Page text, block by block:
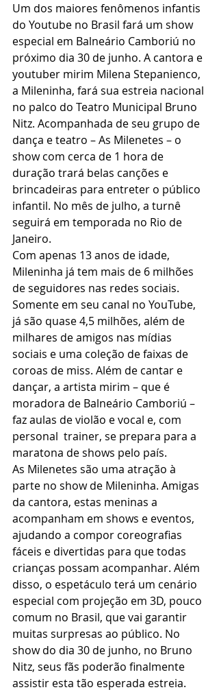
Um dos maiores fenômenos infantis
do Youtube no Brasil fará um show
especial em Balneário Camboriú no
próximo dia 30 de junho. A cantora e
youtuber mirim Milena Stepanienco,
a Mileninha, fará sua estreia nacional
no palco do Teatro Municipal Bruno
Nitz. Acompanhada de seu grupo de
dança e teatro – As Milenetes – o
show com cerca de 1 hora de
duração trará belas canções e
brincadeiras para entreter o público
infantil. No mês de julho, a turnê
seguirá em temporada no Rio de
Janeiro.
Com apenas 13 anos de idade,
Mileninha já tem mais de 6 milhões
de seguidores nas redes sociais.
Somente em seu canal no YouTube,
já são quase 4,5 milhões, além de
milhares de amigos nas mídias
sociais e uma coleção de faixas de
coroas de miss. Além de cantar e
dançar, a artista mirim – que é
moradora de Balneário Camboriú –
faz aulas de violão e vocal e, com
personal  trainer, se prepara para a
maratona de shows pelo país.
As Milenetes são uma atração à
parte no show de Mileninha. Amigas
da cantora, estas meninas a
acompanham em shows e eventos,
ajudando a compor coreografias
fáceis e divertidas para que todas
crianças possam acompanhar. Além
disso, o espetáculo terá um cenário
especial com projeção em 3D, pouco
comum no Brasil, que vai garantir
muitas surpresas ao público. No
show do dia 30 de junho, no Bruno
Nitz, seus fãs poderão finalmente
assistir esta tão esperada estreia.